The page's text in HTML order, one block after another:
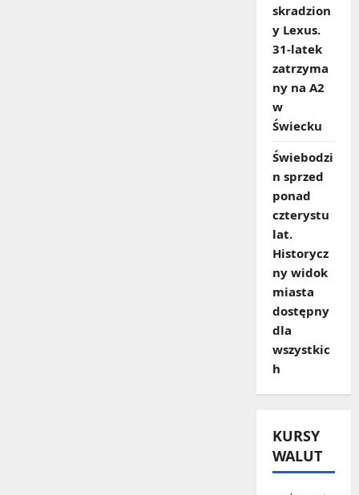
skradzion
y Lexus.
31‑latek
zatrzyma
ny na A2
w
Świecku
Świebodzi
n sprzed
ponad
czterystu
lat.
Historycz
ny widok
miasta
dostępny
dla
wszystkic
h
KURSY
WALUT